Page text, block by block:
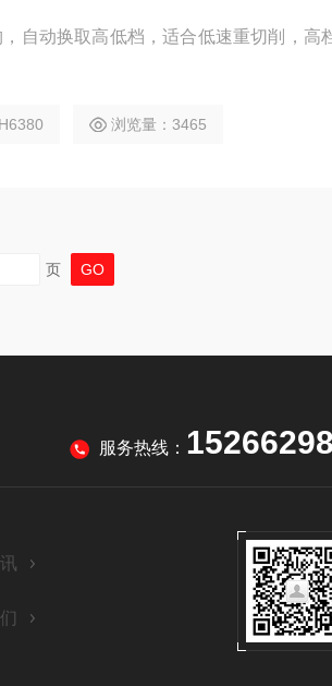
自动换取高低档，适合低速重切削，高
浏览量：3465
页
服务热线：